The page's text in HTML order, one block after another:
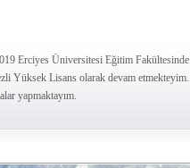
Erciyes Üniversitesi Eğitim Fakültesinde
Yüksek Lisans olarak devam etmekteyim.
yapmaktayım.